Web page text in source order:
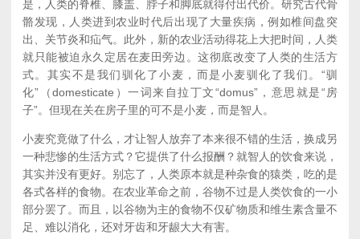
是，人类的脊椎、膝盖、脖子和脚底就得付出代价。研究古代骨
骼发现，人类进到农业时代后出现了大量疾病，例如椎间盘突
出、关节炎和疝气。此外，新的农业活动得花上大把时间，人类
就只能被迫永久定居在麦田旁边。这彻底改变了人类的生活方
式。其实不是我们驯化了小麦，而是小麦驯化了我们。“驯
化”（domesticate）一词来自拉丁文“domus”，意思就是“房
子”。但现在关在房子里的可不是小麦，而是智人。
小麦究竟做了什么，才让智人放弃了本来很不错的生活，换成另
一种悲惨的生活方式？它提供了什么报酬？就智人的饮食来说，
其实并没有更好。别忘了，人类原本就是种杂食的猿类，吃的是
各式各样的食物。在农业革命之前，谷物不过是人类饮食的一小
部分罢了。而且，以谷物为主的食物不仅矿物质和维生素含量不
足、难以消化，还对牙齿和牙龈大大有害。